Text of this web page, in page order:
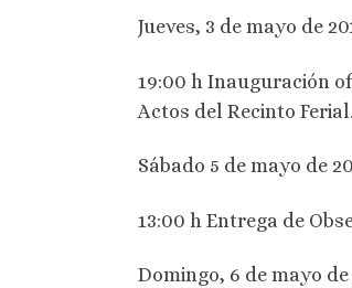
Jueves, 3 de mayo de
19:00 h Inauguración
Actos del Recinto Ferial.
Sábado 5 de mayo de
13:00 h Entrega de
Domingo, 6 de mayo de